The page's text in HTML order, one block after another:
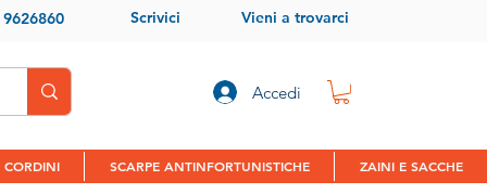
Accedi
Scrivici Vieni a trovarci
CORDINI SCARPE ANTINFORTUNISTICHE ZAINI E SACCHE